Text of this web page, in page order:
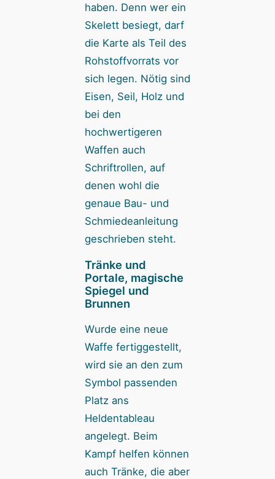
haben. Denn wer ein
Skelett besiegt, darf
die Karte als Teil des
Rohstoffvorrats vor
sich legen. Nötig sind
Eisen, Seil, Holz und
bei den
hochwertigeren
Waffen auch
Schriftrollen, auf
denen wohl die
genaue Bau- und
Schmiedeanleitung
geschrieben steht.
Tränke und
Portale, magische
Spiegel und
Brunnen
Wurde eine neue
Waffe fertiggestellt,
wird sie an den zum
Symbol passenden
Platz ans
Heldentableau
angelegt. Beim
Kampf helfen können
auch Tränke, die aber